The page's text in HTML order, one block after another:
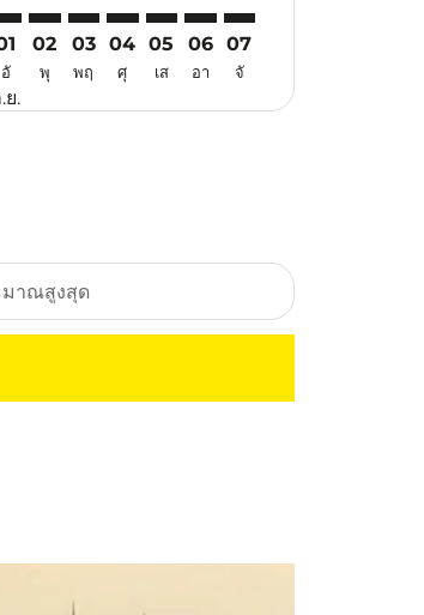
อั
ย.
02
พุ
03
พฤ
04
ศุ
05
เส
06
อา
07
จั